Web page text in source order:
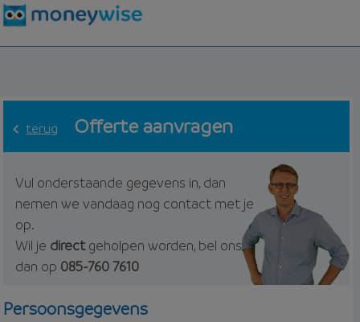
terug Offerte aanvragen
Vul onderstaande gegevens in, dan
nemen we vandaag nog contact met je
op.
Wil je directgeholpen worden, bel ons
dan op 085-760 7610
Persoonsgegevens